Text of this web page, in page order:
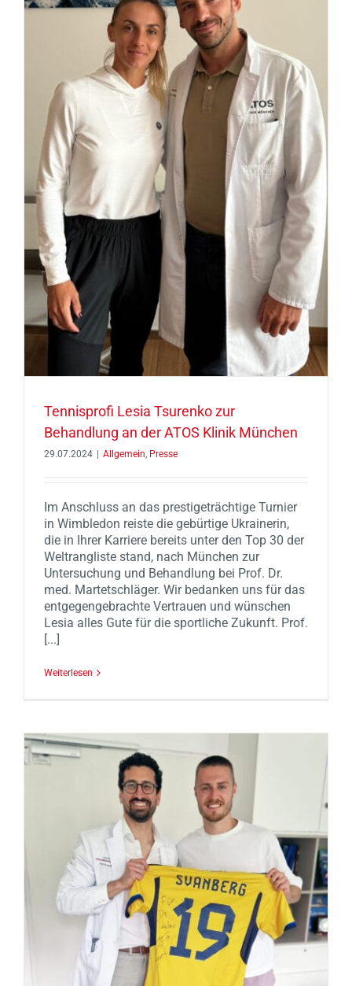
Tennisprofi Lesia Tsurenko zur
Behandlung an der ATOS Klinik München
29.07.2024 | Allgemein Presse
Im Anschluss an das prestigeträchtige Turnier
in Wimbledon reiste die gebürtige Ukrainerin,
die in Ihrer Karriere bereits unter den Top 30 der
Weltrangliste stand, nach München zur
Untersuchung und Behandlung bei Prof. Dr.
med. Martetschläger. Wir bedanken uns für das
entgegengebrachte Vertrauen und wünschen
Lesia alles Gute für die sportliche Zukunft. Prof.
[...]
Weiterlesen